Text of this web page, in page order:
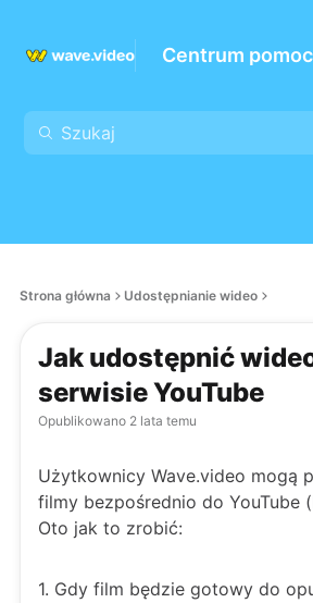
Centrum
Strona główna Udostępnianie wideo
Jak udostępnić
serwisie YouTube
Opublikowano 2 lata temu
Użytkownicy Wave.video mogą
filmy bezpośrednio do YouTube
Oto jak to zrobić:
1. Gdy film będzie gotowy do